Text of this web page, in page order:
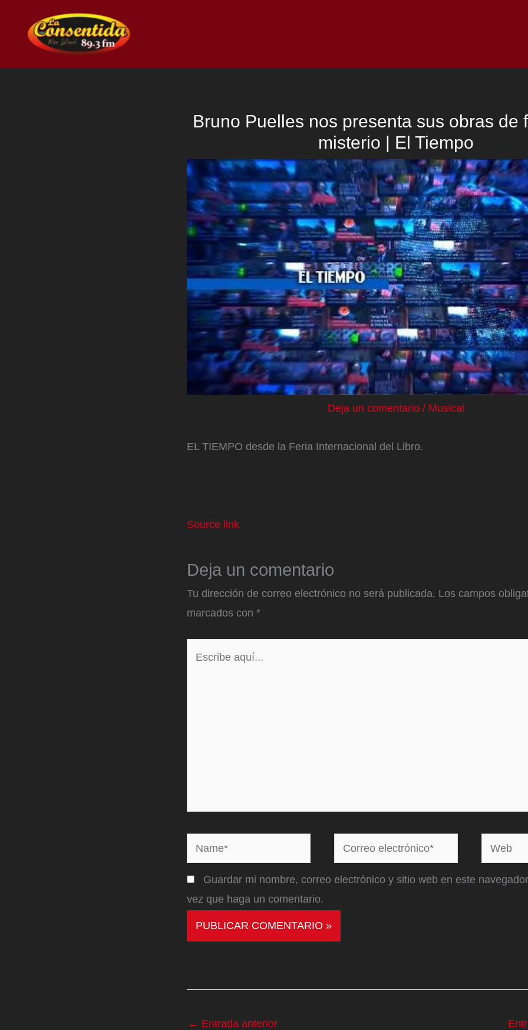
contenido
Bruno Puelles nos presenta sus obras de
misterio | El Tiempo
Deja un comentario / Musical
EL TIEMPO desde la Feria Internacional del Libro.
Source link
Deja un comentario
Tu dirección de correo electrónico no será publicada. Los campos
marcados con *
Name*
Correo
electrónico*
Web
Guardar mi nombre, correo electrónico y sitio web en este
vez que haga un comentario.
← Entrada anterior